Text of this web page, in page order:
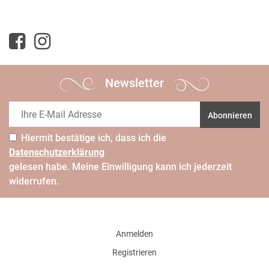
Newsletter
Abonnieren
Hiermit bestätige ich, dass ich die
Daten­schutz­erklärung
gelesen habe. Meine Einwilligung kann ich jederzeit
widerrufen.
Anmelden
Registrieren